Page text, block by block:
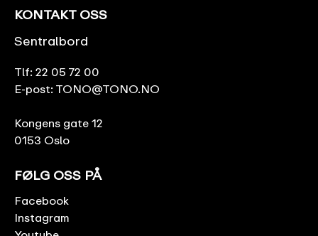
KONTAKT OSS
Sentralbord
Tlf: 22 05 72 00
E-post: TONO@TONO.NO
Kongens gate 12
0153 Oslo
FØLG OSS PÅ
Facebook
Instagram